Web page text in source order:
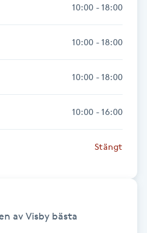
10:00 - 18:00
10:00 - 18:00
10:00 - 18:00
10:00 - 16:00
Stängt
av Visby bästa